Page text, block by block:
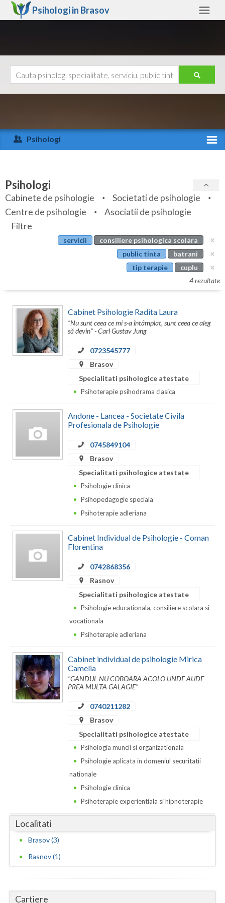
Psihologi in Brasov
Arad
Arges
Bihor
Bistrita-Nasaud
Botosani
Bucuresti
Buzau
Calarasi
Caras-Severin
Covasna
Dambovita
Harghita
Hunedoara
Mehedinti
Mures
Neamt
Suceava
Teleorman
Timis
Valcea
Ajutor
Psihologi
Specialitati
Servicii
Articole
Evenimente
Psihologi
Cabinete de psihologie
Societati de psihologie
Centre de psihologie
Asociatii de psihologie
Filtre
servicii
consiliere psihologica scolara
public tinta
batrani
tip terapie
cuplu
4 rezultate
Cabinet Psihologie Radita Laura
”Nu sunt ceea ce mi s-a întâmplat, sunt ceea ce aleg
să devin” - Carl Gustav Jung
0723545777
Brasov
Specialitati psihologice atestate
Psihoterapie psihodrama clasica
Andone - Lancea - Societate Civila
Profesionala de Psihologie
0745849104
Brasov
Specialitati psihologice atestate
Psihologie clinica
Psihopedagogie speciala
Psihoterapie adleriana
Cabinet Individual de Psihologie - Coman
Florentina
0742868356
Rasnov
Specialitati psihologice atestate
Psihologie educationala, consiliere scolara si
vocationala
Psihoterapie adleriana
Cabinet individual de psihologie Mirica
Camelia
"GANDUL NU COBOARA ACOLO UNDE AUDE
PREA MULTA GALAGIE"
0740211282
Brasov
Specialitati psihologice atestate
Psihologia muncii si organizationala
Psihologie aplicata in domeniul securitatii
nationale
Psihologie clinica
Psihoterapie experientiala si hipnoterapie
Localitati
Brasov (3)
Rasnov (1)
Cartiere